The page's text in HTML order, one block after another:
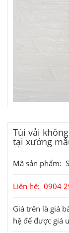
Túi vải
tại xưởng
Mã sản phẩm:
Liên hệ: 0904
Giá trên là giá
hệ để được giá